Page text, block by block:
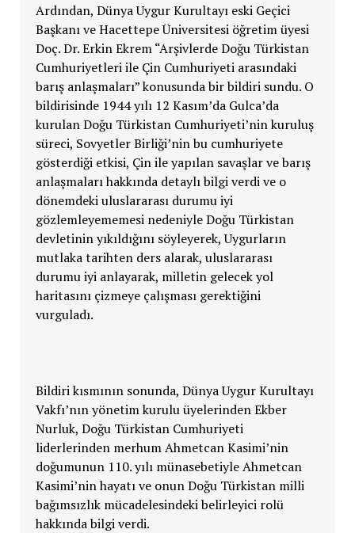
Ardından, Dünya Uygur Kurultayı eski Geçici
Başkanı ve Hacettepe Üniversitesi öğretim üyesi
Doç. Dr. Erkin Ekrem “Arşivlerde Doğu Türkistan
Cumhuriyetleri ile Çin Cumhuriyeti arasındaki
barış anlaşmaları” konusunda bir bildiri sundu. O
bildirisinde 1944 yılı 12 Kasım’da Gulca’da
kurulan Doğu Türkistan Cumhuriyeti’nin kuruluş
süreci, Sovyetler Birliği’nin bu cumhuriyete
gösterdiği etkisi, Çin ile yapılan savaşlar ve barış
anlaşmaları hakkında detaylı bilgi verdi ve o
dönemdeki uluslararası durumu iyi
gözlemleyememesi nedeniyle Doğu Türkistan
devletinin yıkıldığını söyleyerek, Uygurların
mutlaka tarihten ders alarak, uluslararası
durumu iyi anlayarak, milletin gelecek yol
haritasını çizmeye çalışması gerektiğini
vurguladı.
Bildiri kısmının sonunda, Dünya Uygur Kurultayı
Vakfı’nın yönetim kurulu üyelerinden Ekber
Nurluk, Doğu Türkistan Cumhuriyeti
liderlerinden merhum Ahmetcan Kasimi’nin
doğumunun 110. yılı münasebetiyle Ahmetcan
Kasimi’nin hayatı ve onun Doğu Türkistan milli
bağımsızlık mücadelesindeki belirleyici rolü
hakkında bilgi verdi.